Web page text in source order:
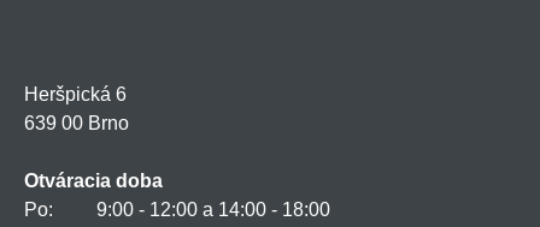
Heršpická 6
639 00 Brno
Otváracia doba
Po: 9:00 - 12:00 a 14:00 - 18:00